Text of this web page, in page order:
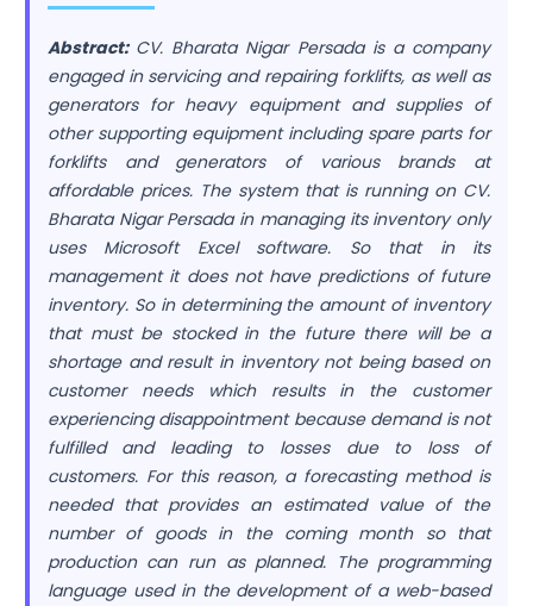
Abstract: CV. Bharata Nigar Persada is a company
engaged in servicing and repairing forklifts, as well as
generators for heavy equipment and supplies of
other supporting equipment including spare parts for
forklifts and generators of various brands at
affordable prices. The system that is running on CV.
Bharata Nigar Persada in managing its inventory only
uses Microsoft Excel software. So that in its
management it does not have predictions of future
inventory. So in determining the amount of inventory
that must be stocked in the future there will be a
shortage and result in inventory not being based on
customer needs which results in the customer
experiencing disappointment because demand is not
fulfilled and leading to losses due to loss of
customers. For this reason, a forecasting method is
needed that provides an estimated value of the
number of goods in the coming month so that
production can run as planned. The programming
language used in the development of a web-based